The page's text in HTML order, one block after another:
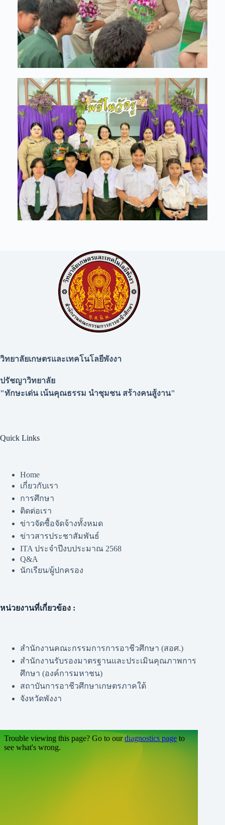
วิทยาลัยเกษตรและเทคโนโลยีพังงา
ปรัชญาวิทยาลัย
"ทักษะเด่น เน้นคุณธรรม นำชุมชน สร้างคนสู้งาน"
Quick Links
Home
เกี่ยวกับเรา
การศึกษา
ติดต่อเรา
ข่าวจัดซื้อจัดจ้างทั้งหมด
ข่าวสารประชาสัมพันธ์
ITA ประจำปีงบประมาณ 2568
Q&A
นักเรียน/ผู้ปกครอง
หน่วยงานที่เกี่ยวข้อง :
สำนักงานคณะกรรมการการอาชีวศึกษา (สอศ.)
สำนักงานรับรองมาตรฐานและประเมินคุณภาพการ
ศึกษา (องค์การมหาชน)
สถาบันการอาชีวศึกษาเกษตรภาคใต้
จังหวัดพังงา